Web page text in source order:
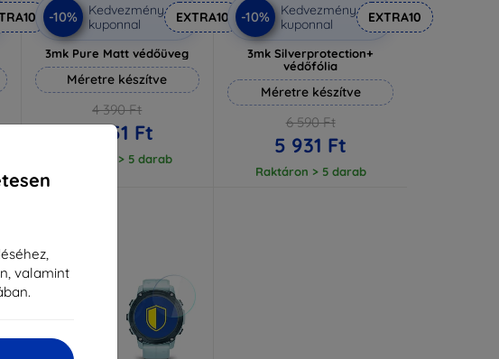
valamint
-10%
Kedvezmény
kuponnal
EXTRA10
3mk Pure Matt védőüveg
Méretre készítve
4 390 Ft
3 951 Ft
Raktáron > 5 darab
-10%
Kedvezmény
kuponnal
EXTRA10
3mk Silverprotection+
védőfólia
Méretre készítve
6 590 Ft
5 931 Ft
Raktáron > 5 darab